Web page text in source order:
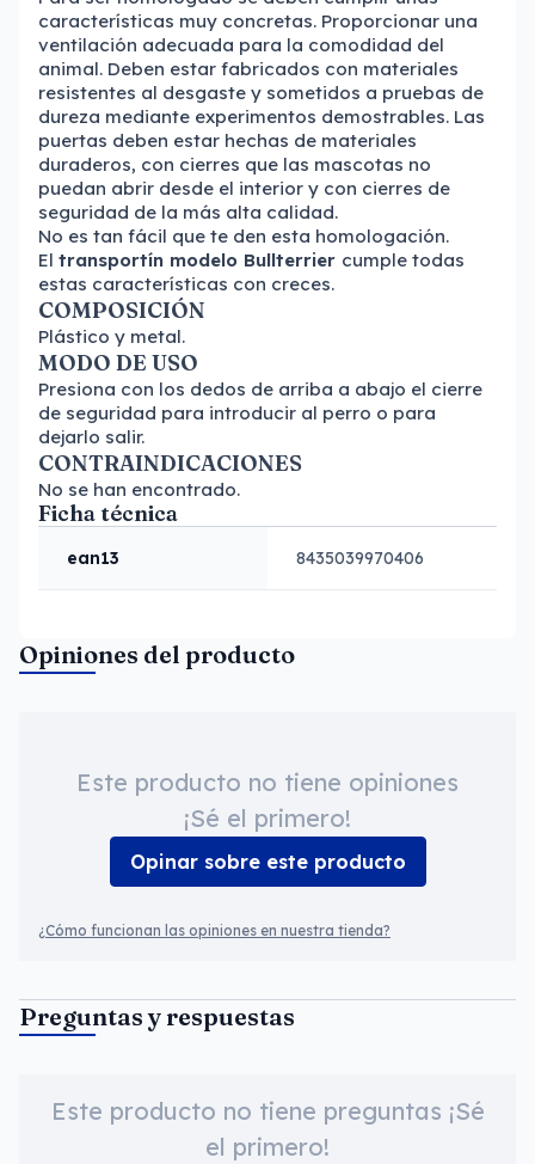
características muy concretas. Proporcionar una
ventilación adecuada para la comodidad del
animal. Deben estar fabricados con materiales
resistentes al desgaste y sometidos a pruebas de
dureza mediante experimentos demostrables. Las
puertas deben estar hechas de materiales
duraderos, con cierres que las mascotas no
puedan abrir desde el interior y con cierres de
seguridad de la más alta calidad.
No es tan fácil que te den esta homologación.
El transportín modelo Bullterrier cumple todas
estas características con creces.
COMPOSICIÓN
Plástico y metal.
MODO DE USO
Presiona con los dedos de arriba a abajo el cierre
de seguridad para introducir al perro o para
dejarlo salir.
CONTRAINDICACIONES
No se han encontrado.
Ficha técnica
ean13 8435039970406
Opiniones del producto
Este producto no tiene opiniones
¡Sé el primero!
Opinar sobre este producto
¿Cómo funcionan las opiniones en nuestra tienda?
Preguntas y respuestas
Este producto no tiene preguntas ¡Sé
el primero!